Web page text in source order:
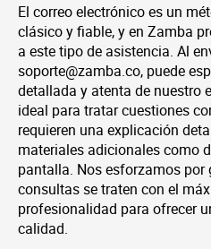
El correo electrónico es un
clásico y fiable, y en Zamba
a este tipo de asistencia. Al
soporte@zamba.co, puede
detallada y atenta de nuestro
ideal para tratar cuestiones
requieren una explicación
materiales adicionales como
pantalla. Nos esforzamos
consultas se traten con el
profesionalidad para ofrecer
calidad.